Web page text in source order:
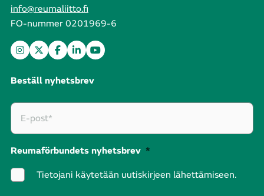
info@reumaliitto.fi
FO-nummer 0201969-6
Beställ nyhetsbrev
Reumaförbundets nyhetsbrev *
Tietojani käytetään uutiskirjeen lähettämiseen.